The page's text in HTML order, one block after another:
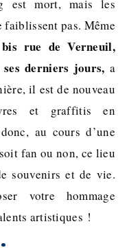
est mort, mais les
pas. Même
rue de Verneuil,
derniers jours, a
il est de nouveau
et graffitis en
au cours d’une
fan ou non, ce lieu
souvenirs et de vie.
votre hommage
artistiques !